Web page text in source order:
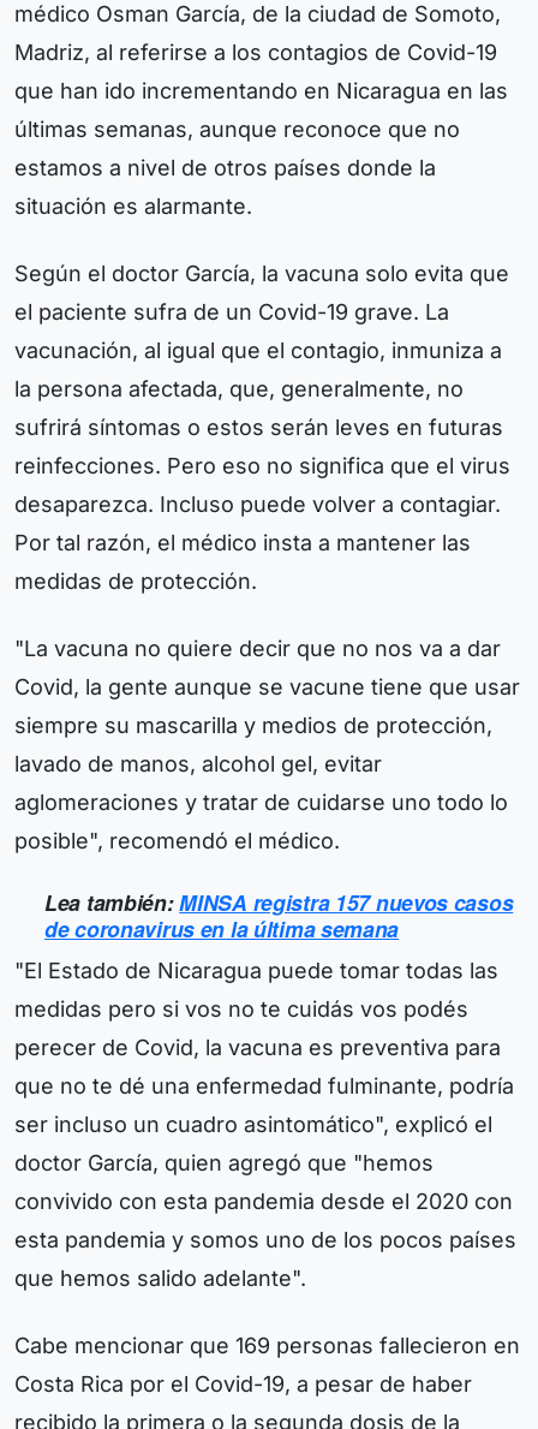
médico Osman García, de la ciudad de Somoto,
Madriz, al referirse a los contagios de Covid-19
que han ido incrementando en Nicaragua en las
últimas semanas, aunque reconoce que no
estamos a nivel de otros países donde la
situación es alarmante.
Según el doctor García, la vacuna solo evita que
el paciente sufra de un Covid-19 grave. La
vacunación, al igual que el contagio, inmuniza a
la persona afectada, que, generalmente, no
sufrirá síntomas o estos serán leves en futuras
reinfecciones. Pero eso no significa que el virus
desaparezca. Incluso puede volver a contagiar.
Por tal razón, el médico insta a mantener las
medidas de protección.
"La vacuna no quiere decir que no nos va a dar
Covid, la gente aunque se vacune tiene que usar
siempre su mascarilla y medios de protección,
lavado de manos, alcohol gel, evitar
aglomeraciones y tratar de cuidarse uno todo lo
posible", recomendó el médico.
Lea también:MINSA registra 157 nuevos casos
de coronavirus en la última semana
"El Estado de Nicaragua puede tomar todas las
medidas pero si vos no te cuidás vos podés
perecer de Covid, la vacuna es preventiva para
que no te dé una enfermedad fulminante, podría
ser incluso un cuadro asintomático", explicó el
doctor García, quien agregó que "hemos
convivido con esta pandemia desde el 2020 con
esta pandemia y somos uno de los pocos países
que hemos salido adelante".
Cabe mencionar que 169 personas fallecieron en
Costa Rica por el Covid-19, a pesar de haber
recibido la primera o la segunda dosis de la